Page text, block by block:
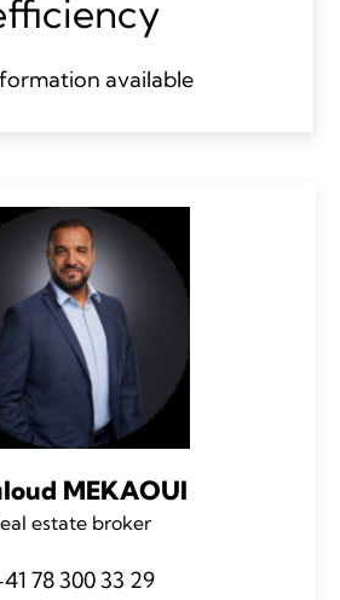
available
MEKAOUI
estate broker
78 300 33 29